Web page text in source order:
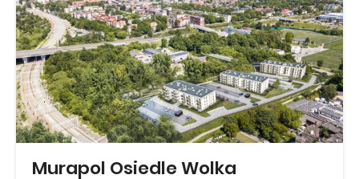
Murapol Osiedle Wolka